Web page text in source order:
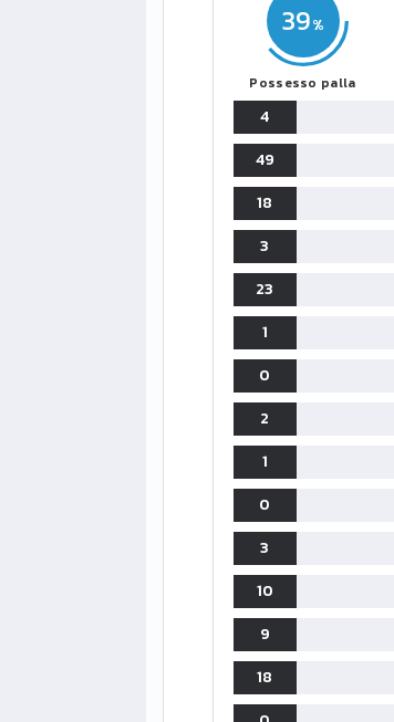
39
Possesso palla
4
49
18
3
23
1
0
2
1
0
3
10
9
18
LIGUE1
Squadra
PSG
Monaco